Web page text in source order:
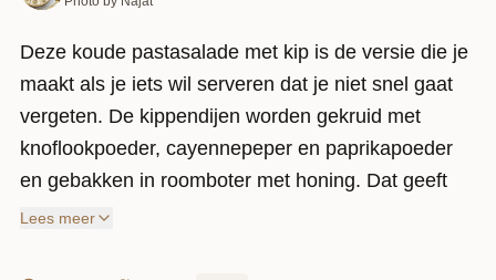
Deze koude pastasalade met kip is de versie die je
maakt als je iets wil serveren dat je niet snel gaat
vergeten. De kippendijen worden gekruid met
knoflookpoeder, cayennepeper en paprikapoeder
en gebakken in roomboter met honing. Dat geeft
een licht gekarameliseerd laagje dat goed
Lees meer